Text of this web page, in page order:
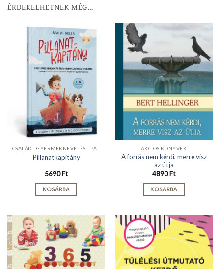
ÉRDEKELHETNEK MÉG…
Pillanatkapitány
5690Ft
KOSÁRBA
AKCIÓS KÖNYVEK
A forrás nem kérdi, merre visz
az útja
4890Ft
KOSÁRBA